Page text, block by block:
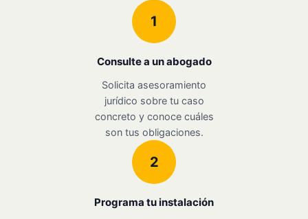
1
Consulte a un abogado
Solicita asesoramiento
jurídico sobre tu caso
concreto y conoce cuáles
son tus obligaciones.
2
Programa tu instalación